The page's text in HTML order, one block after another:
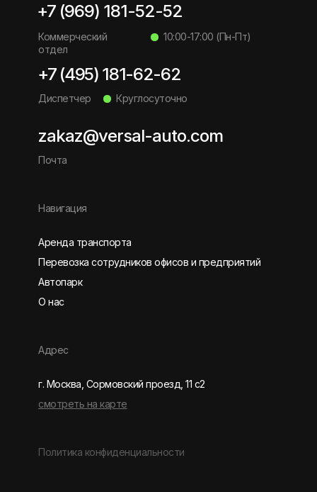
zakaz@versal-auto.com
+7 (495) 181-62-62
+7 (969) 181-52-52
Коммерческий
отдел
Навигация
Аренда транспорта
Перевозка сотрудников офисов и предприятий
Автопарк
О нас
Адрес
г. Москва, Сормовский проезд, 11 с2
смотреть на карте
Диспетчер
Почта
Политика конфиденциальности
10:00-17:00 (Пн-Пт)
Круглосуточно